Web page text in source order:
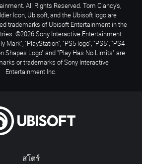
สโตร์
All Rights Reserved. Tom Clancy’s,
Icon, Ubisoft, and the Ubisoft logo are
trademarks of Ubisoft Entertainment in the
©2026 Sony Interactive Entertainment
Mark", "PlayStation", "PS5 logo", "PS5", "PS4
Shapes Logo" and "Play Has No Limits" are
or trademarks of Sony Interactive
Entertainment Inc.